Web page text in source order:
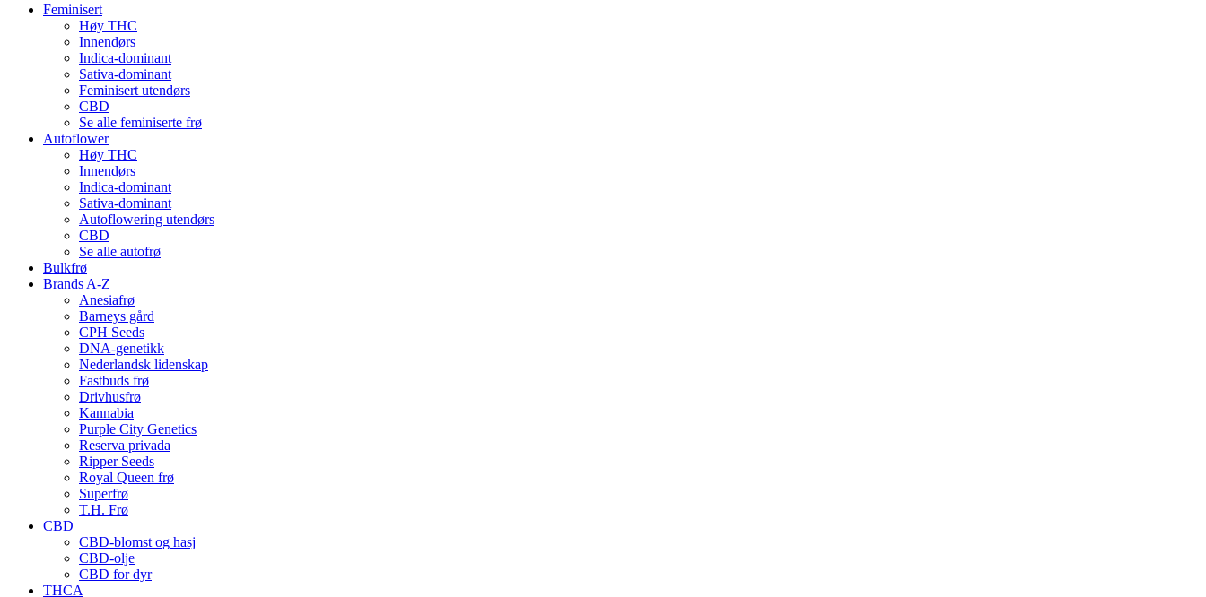
Feminisert
Høy THC
Innendørs
Indica-dominant
Sativa-dominant
Feminisert utendørs
CBD
Se alle feminiserte frø
Autoflower
Høy THC
Innendørs
Indica-dominant
Sativa-dominant
Autoflowering utendørs
CBD
Se alle autofrø
Bulkfrø
Brands A-Z
Anesiafrø
Barneys gård
CPH Seeds
DNA-genetikk
Nederlandsk lidenskap
Fastbuds frø
Drivhusfrø
Kannabia
Purple City Genetics
Reserva privada
Ripper Seeds
Royal Queen frø
Superfrø
T.H. Frø
CBD
CBD-blomst og hasj
CBD-olje
CBD for dyr
THCA